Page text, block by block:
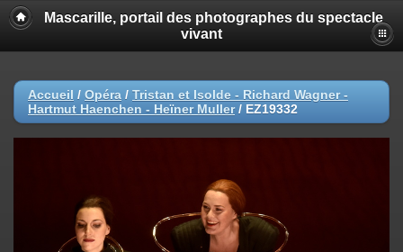
Mascarille, portail des photographes du spectacle
vivant
Accueil / Opéra / Tristan et Isolde - Richard Wagner -
Hartmut Haenchen - Heïner Muller/ EZ19332